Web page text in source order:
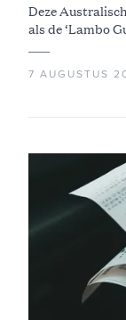
Deze
als de ‘Lambo
7 AUGUSTUS